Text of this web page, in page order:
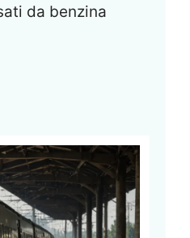
da benzina